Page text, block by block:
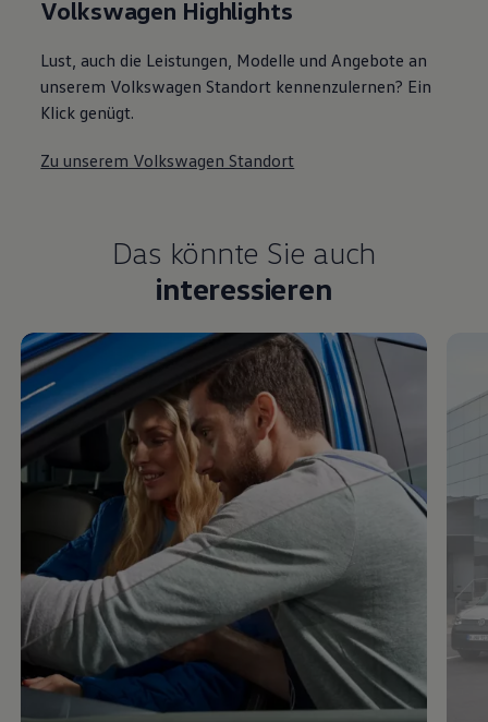
unserem Volkswagen Standort kennenzulernen? Ein
Klick genügt.
interessieren